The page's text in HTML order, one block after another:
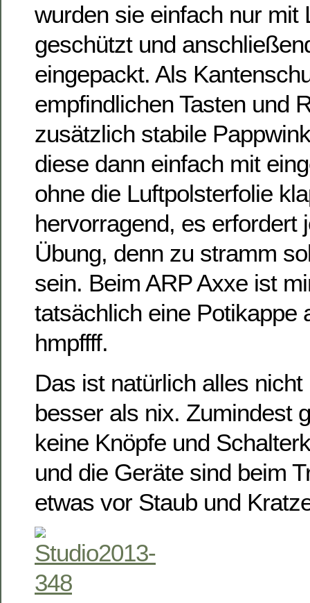
wurden sie einfach nur mit
geschützt und
eingepackt. Als
empfindlichen Tasten und
zusätzlich stabile
diese dann einfach mit
ohne die Luftpolsterfolie
hervorragend, es erfordert
Übung, denn zu stramm
sein. Beim ARP Axxe ist
tatsächlich eine Potikappe
hmpffff.
Das ist natürlich alles
besser als nix. Zumindest
keine Knöpfe und
und die Geräte sind beim
etwas vor Staub und